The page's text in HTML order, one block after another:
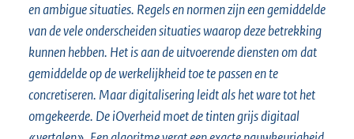
en ambigue situaties. Regels en normen zijn een gemiddelde
van de vele onderscheiden situaties waarop deze betrekking
kunnen hebben. Het is aan de uitvoerende diensten om dat
gemiddelde op de werkelijkheid toe te passen en te
concretiseren. Maar digitalisering leidt als het ware tot het
omgekeerde. De iOverheid moet de tinten grijs digitaal